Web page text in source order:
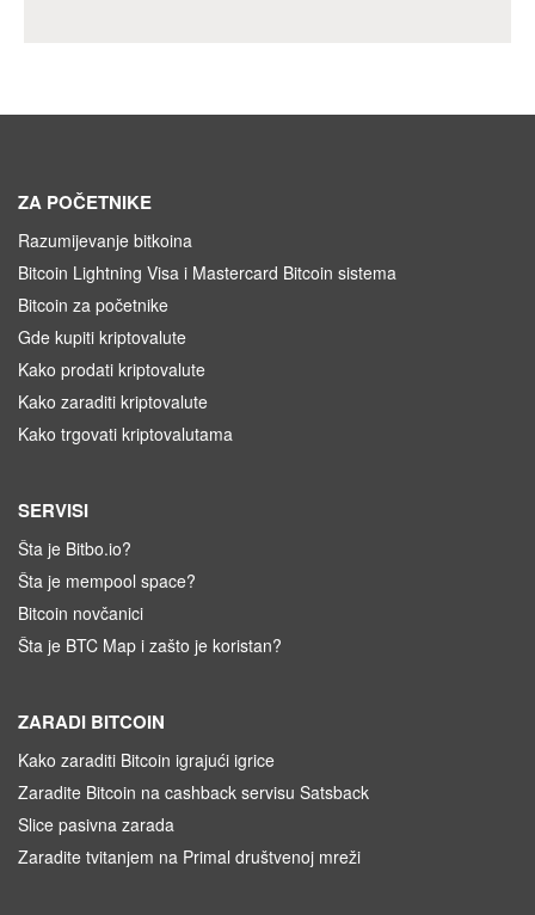
ZA POČETNIKE
Razumijevanje bitkoina
Bitcoin Lightning Visa i Mastercard Bitcoin sistema
Bitcoin za početnike
Gde kupiti kriptovalute
Kako prodati kriptovalute
Kako zaraditi kriptovalute
Kako trgovati kriptovalutama
SERVISI
Šta je Bitbo.io?
Šta je mempool space?
Bitcoin novčanici
Šta je BTC Map i zašto je koristan?
ZARADI BITCOIN
Kako zaraditi Bitcoin igrajući igrice
Zaradite Bitcoin na cashback servisu Satsback
Slice pasivna zarada
Zaradite tvitanjem na Primal društvenoj mreži